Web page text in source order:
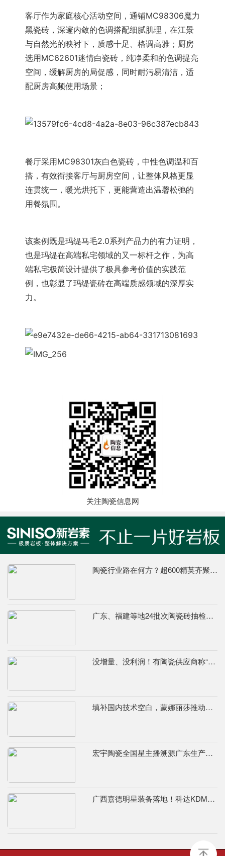
客厅作为家庭核心活动空间，通铺MC98306魔力
黑瓷砖，深邃内敛的色调搭配细腻肌理，在江景
与自然光的映衬下，质感十足、格调高雅；厨房
选用MC62601迷情白瓷砖，纯净柔和的色调提亮
空间，缓解厨房的局促感，同时耐污易清洁，适
配厨房高频使用场景；
餐厅采用MC98301灰白色瓷砖，中性色调温和百
搭，有效衔接客厅与厨房空间，让整体风格更显
连贯统一，暖光烘托下，更能营造出温馨松弛的
用餐氛围。
该案例既是玛缇马毛2.0系列产品力的有力证明，
也是玛缇在高端私宅领域的又一标杆之作，为高
端私宅极简设计提供了极具参考价值的实践范
例，也彰显了玛缇瓷砖在高端质感领域的深厚实
力。
关注陶瓷信息网
陶瓷行业路在何方？超600精英齐聚陶业年度思想盛会，樊纲、何乾、龙建刚献智破局
广东、福建等地24批次陶瓷砖抽检不合格，67%为吸水率不达标
没增量、没利润！有陶瓷供应商称“现在的市场堪比春节前夕”
填补国内技术空白，蒙娜丽莎推动国际标准落地本地国标
宏宇陶瓷全国星主播溯源广东生产基地，进阶ROI长效变现新路径
广西嘉德明星装备落地！科达KDM526连续球磨系统实力出圈